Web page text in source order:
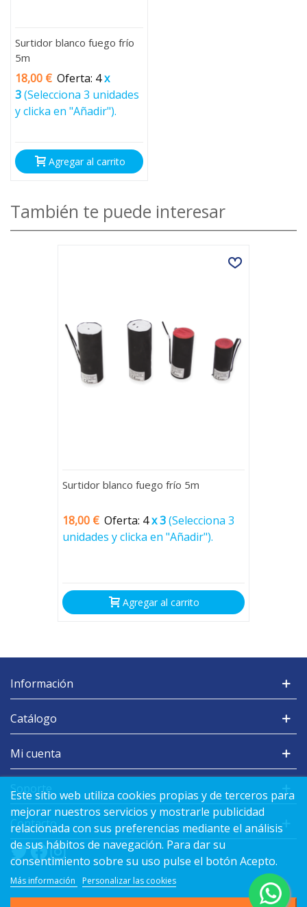
Surtidor blanco fuego frío
5m
18,00 € Oferta: 4x
3(Selecciona 3 unidades
y clicka en "Añadir").
Agregar al carrito
También te puede interesar
Surtidor blanco fuego frío 5m
18,00 € Oferta: 4x 3(Selecciona 3
unidades y clicka en "Añadir").
Agregar al carrito
Este sitio web utiliza cookies propias y de terceros para
mejorar nuestros servicios y mostrarle publicidad
relacionada con sus preferencias mediante el análisis
de sus hábitos de navegación. Para dar su
consentimiento sobre su uso pulse el botón Acepto.
Más información Personalizar las cookies
Información
Catálogo
Mi cuenta
Soporte
Contacto